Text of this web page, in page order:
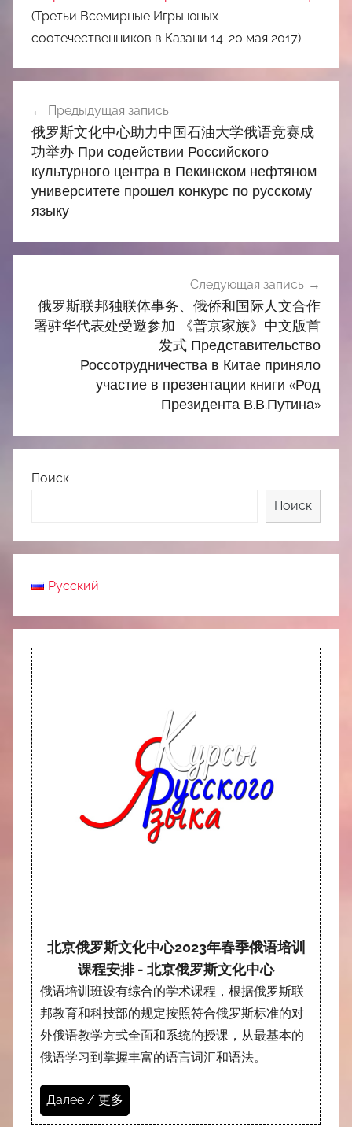
(Третьи Всемирные Игры юных
соотечественников в Казани 14-20 мая 2017)
по
записям
Предыдущая запись
俄罗斯文化中心助力中国石油大学俄语竞赛成
功举办 При содействии Российского
культурного центра в Пекинском нефтяном
университете прошел конкурс по русскому
языку
Следующая запись
俄罗斯联邦独联体事务、俄侨和国际人文合作
署驻华代表处受邀参加 《普京家族》中文版首
发式 Представительство
Россотрудничества в Китае приняло
участие в презентации книги «Род
Президента В.В.Путина»
Поиск
Поиск
Русский
北京俄罗斯文化中心2023年春季俄语培训
课程安排 - 北京俄罗斯文化中心
俄语培训班设有综合的学术课程，根据俄罗斯联
邦教育和科技部的规定按照符合俄罗斯标准的对
外俄语教学方式全面和系统的授课，从最基本的
俄语学习到掌握丰富的语言词汇和语法。
Далее / 更多